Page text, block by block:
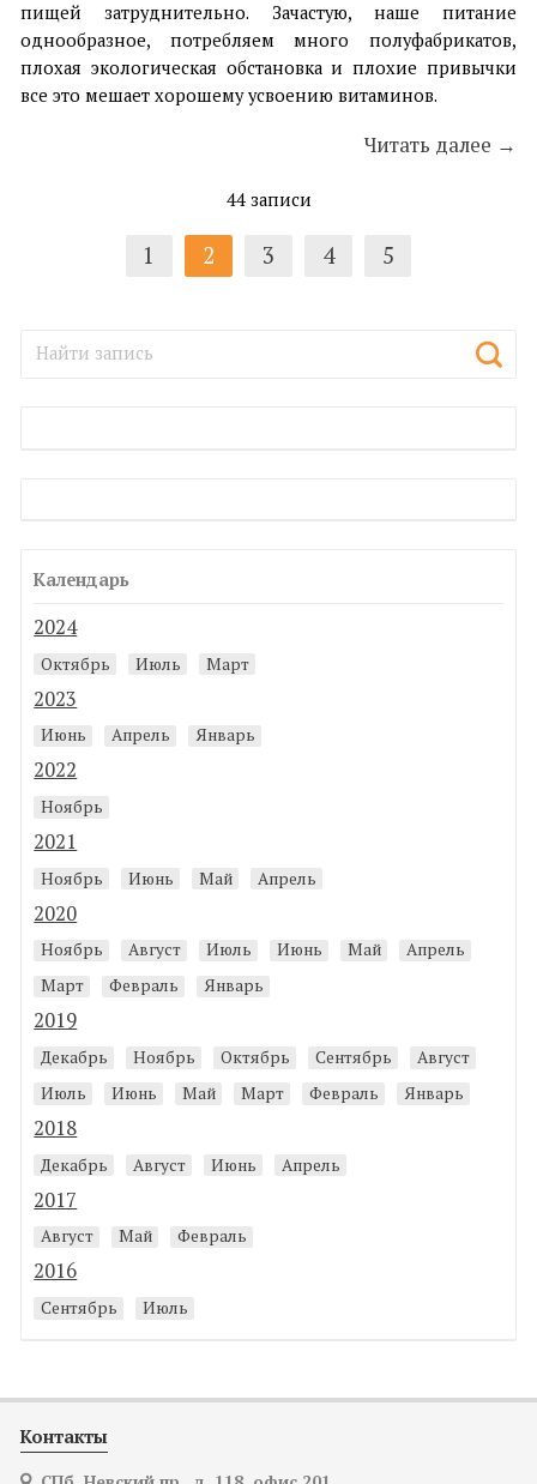
пищей затруднительно. Зачастую, наше питание
однообразное, потребляем много полуфабрикатов,
плохая экологическая обстановка и плохие привычки
все это мешает хорошему усвоению витаминов.
Читать далее →
44 записи
1 2 3 4 5
Календарь
2024
Октябрь Июль Март
2023
Июнь Апрель Январь
2022
Ноябрь
2021
Ноябрь Июнь Май Апрель
2020
Ноябрь Август Июль Июнь Май
Апрель
Март
Февраль Январь
2019
Декабрь Ноябрь Октябрь Сентябрь
Август
Июль
Июнь Май Март Февраль Январь
2018
Декабрь Август Июнь Апрель
2017
Август Май Февраль
2016
Сентябрь Июль
Контакты